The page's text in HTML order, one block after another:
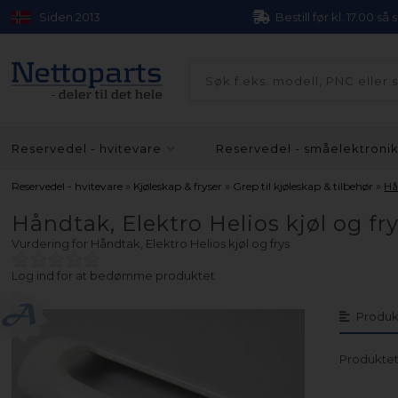
Siden 2013 Bestill før kl. 17.00 så
Reservedel - hvitevare Reservedel -
Reservedel - hvitevare » Kjøleskap & fryser » Grep til kjøleskap & tilbehør »
Håndtak, Elektro Helios kjøl og
Vurdering for Håndtak, Elektro Helios kjøl og frys
Log ind for at bedømme produktet